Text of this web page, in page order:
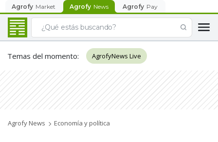
Agrofy Market Agrofy News Agrofy Pay
Temas del momento: AgrofyNews Live
Agrofy News Economía y política